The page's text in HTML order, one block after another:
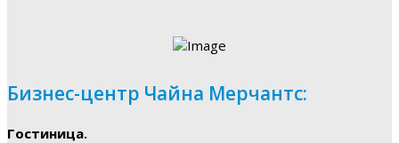
Бизнес-центр Чайна Мерчантс:
Гостиница.